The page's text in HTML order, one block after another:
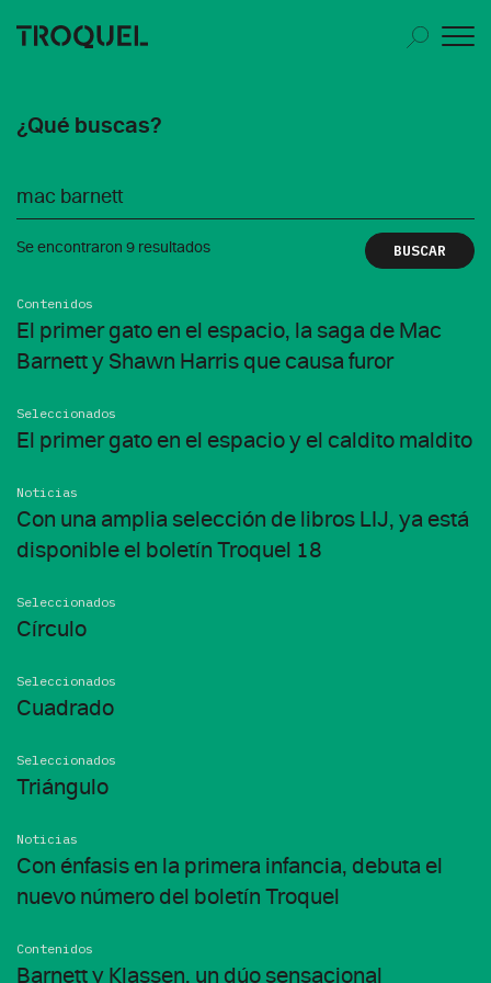
¿Qué buscas?
Se encontraron 9 resultados
Contenidos
El primer gato en el espacio, la saga de Mac
Barnett y Shawn Harris que causa furor
Seleccionados
El primer gato en el espacio y el caldito maldito
Noticias
Con una amplia selección de libros LIJ, ya está
disponible el boletín Troquel 18
Seleccionados
Círculo
Seleccionados
Cuadrado
Seleccionados
Triángulo
Noticias
Con énfasis en la primera infancia, debuta el
nuevo número del boletín Troquel
Contenidos
Barnett y Klassen, un dúo sensacional